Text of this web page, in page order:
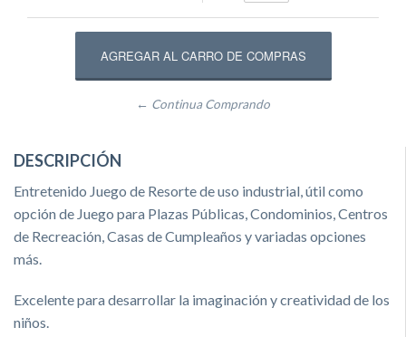
← Continua Comprando
DESCRIPCIÓN
Entretenido Juego de Resorte de uso industrial, útil como
opción de Juego para Plazas Públicas, Condominios, Centros
de Recreación, Casas de Cumpleaños y variadas opciones
más.
Excelente para desarrollar la imaginación y creatividad de los
niños.